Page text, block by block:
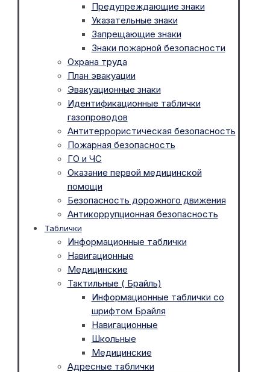
Предупреждающие знаки
Указательные знаки
Запрещающие знаки
Знаки пожарной безопасности
Охрана труда
План эвакуации
Эвакуационные знаки
Идентификационные таблички
газопроводов
Антитеррористическая безопасность
Пожарная безопасность
ГО и ЧС
Оказание первой медицинской
помощи
Безопасность дорожного движения
Антикоррупционная безопасность
Таблички
Информационные таблички
Навигационные
Медицинские
Тактильные ( Брайль)
Информационные таблички со
шрифтом Брайля
Навигационные
Школьные
Медицинские
Адресные таблички